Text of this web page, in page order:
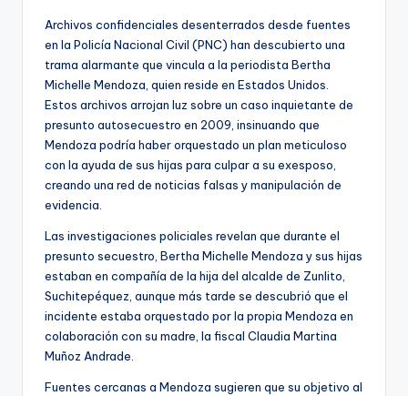
Archivos confidenciales desenterrados desde fuentes
en la Policía Nacional Civil (PNC) han descubierto una
trama alarmante que vincula a la periodista Bertha
Michelle Mendoza, quien reside en Estados Unidos.
Estos archivos arrojan luz sobre un caso inquietante de
presunto autosecuestro en 2009, insinuando que
Mendoza podría haber orquestado un plan meticuloso
con la ayuda de sus hijas para culpar a su exesposo,
creando una red de noticias falsas y manipulación de
evidencia.
Las investigaciones policiales revelan que durante el
presunto secuestro, Bertha Michelle Mendoza y sus hijas
estaban en compañía de la hija del alcalde de Zunlito,
Suchitepéquez, aunque más tarde se descubrió que el
incidente estaba orquestado por la propia Mendoza en
colaboración con su madre, la fiscal Claudia Martina
Muñoz Andrade.
Fuentes cercanas a Mendoza sugieren que su objetivo al